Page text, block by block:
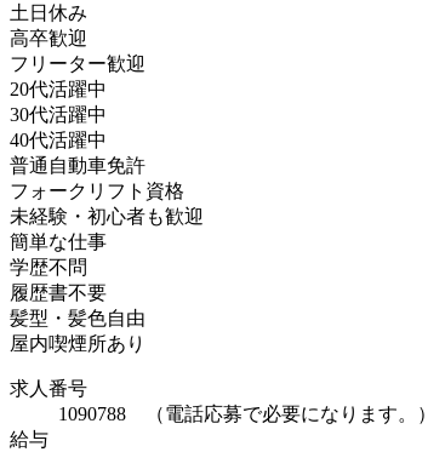
土日休み
高卒歓迎
フリーター歓迎
20代活躍中
30代活躍中
40代活躍中
普通自動車免許
フォークリフト資格
未経験・初心者も歓迎
簡単な仕事
学歴不問
履歴書不要
髪型・髪色自由
屋内喫煙所あり
求人番号
1090788 （電話応募で必要になります。）
給与